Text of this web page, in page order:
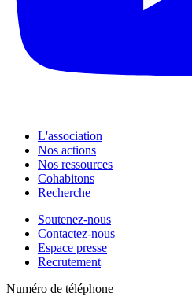
L'association
Nos actions
Nos ressources
Cohabitons
Recherche
Soutenez-nous
Contactez-nous
Espace presse
Recrutement
Numéro de téléphone